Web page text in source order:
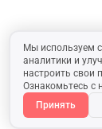
Мы используем
аналитики и
настроить свои
Ознакомьтесь с
Принять